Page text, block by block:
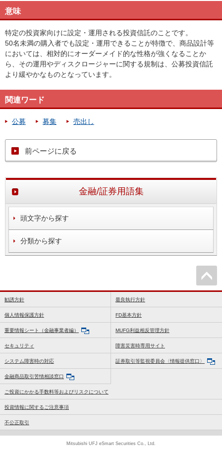
意味
特定の投資家向けに設定・運用される投資信託のことです。
50名未満の購入者でも設定・運用できることが特徴で、商品設計等
においては、相対的にオーダーメイド的な性格が強くなることか
ら、その運用やディスクロージャーに関する規制は、公募投資信託
より緩やかなものとなっています。
関連ワード
公募 募集 売出し
前ページに戻る
金融/証券用語集
頭文字から探す
分類から探す
勧誘方針 最良執行方針
個人情報保護方針 FD基本方針
重要情報シート（金融事業者編） MUFG利益相反管理方針
セキュリティ 障害災害時専用サイト
システム障害時の対応 証券取引等監視委員会〈情報提供窓口〉
金融商品取引苦情相談窓口
ご投資にかかる手数料等およびリスクについて
投資情報に関するご注意事項
不公正取引
Mitsubishi UFJ eSmart Securities Co., Ltd.